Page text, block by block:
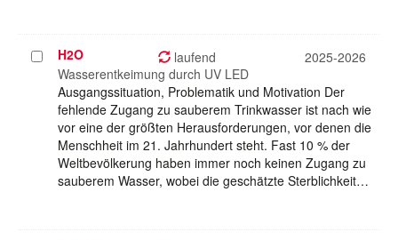
Projekt
auswählen
H2O laufend
2025-2026
Wasserentkeimung durch UV LED
Ausgangssituation, Problematik und Motivation Der
fehlende Zugang zu sauberem Trinkwasser ist nach wie
vor eine der größten Herausforderungen, vor denen die
Menschheit im 21. Jahrhundert steht. Fast 10 % der
Weltbevölkerung haben immer noch keinen Zugang zu
sauberem Wasser, wobei die geschätzte Sterblichkeit…